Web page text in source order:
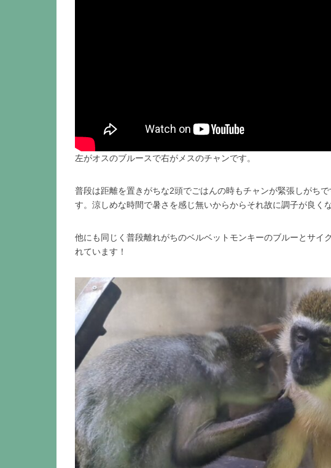
左がオスのブルースで右がメスのチャンです。
普段は距離を置きがちな2頭でごはんの時もチャンが緊張しがち
す。涼しめな時間で暑さを感じ無いからからそれ故に調子が良く
他にも同じく普段離れがちのベルベットモンキーのブルーとサイ
れています！